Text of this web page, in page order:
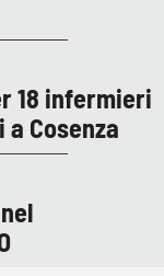
18 infermieri
Cosenza